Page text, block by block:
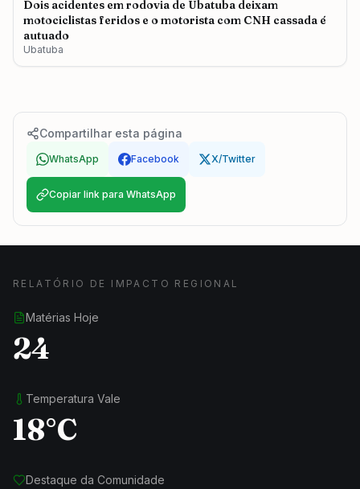
Dois acidentes em rodovia de Ubatuba deixam
motociclistas feridos e o motorista com CNH cassada é
autuado
Ubatuba
Compartilhar esta página
WhatsApp Facebook X/Twitter
Copiar link para WhatsApp
RELATÓRIO DE IMPACTO REGIONAL
Matérias Hoje
24
Temperatura Vale
18°C
Destaque da Comunidade